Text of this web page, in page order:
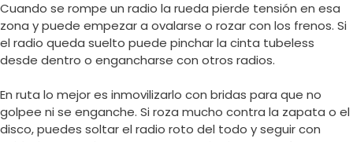
Cuando se rompe un radio la rueda pierde tensión en esa
zona y puede empezar a ovalarse o rozar con los frenos. Si
el radio queda suelto puede pinchar la cinta tubeless
desde dentro o engancharse con otros radios.
En ruta lo mejor es inmovilizarlo con bridas para que no
golpee ni se enganche. Si roza mucho contra la zapata o el
disco, puedes soltar el radio roto del todo y seguir con